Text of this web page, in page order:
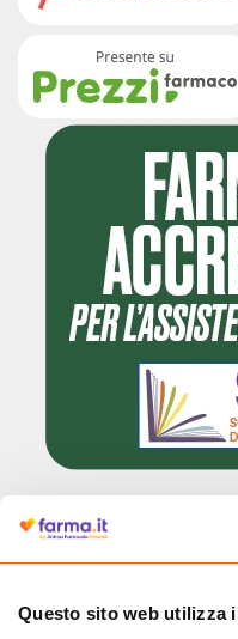
Questo sito web utilizza
autorizzata dal Ministero della